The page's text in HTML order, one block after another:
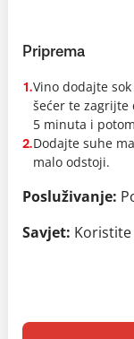
Priprema
1.Vino dodajte
šećer te
5 minuta i
2.Dodajte suhe
malo odstoji.
Posluživanje:
Savjet: